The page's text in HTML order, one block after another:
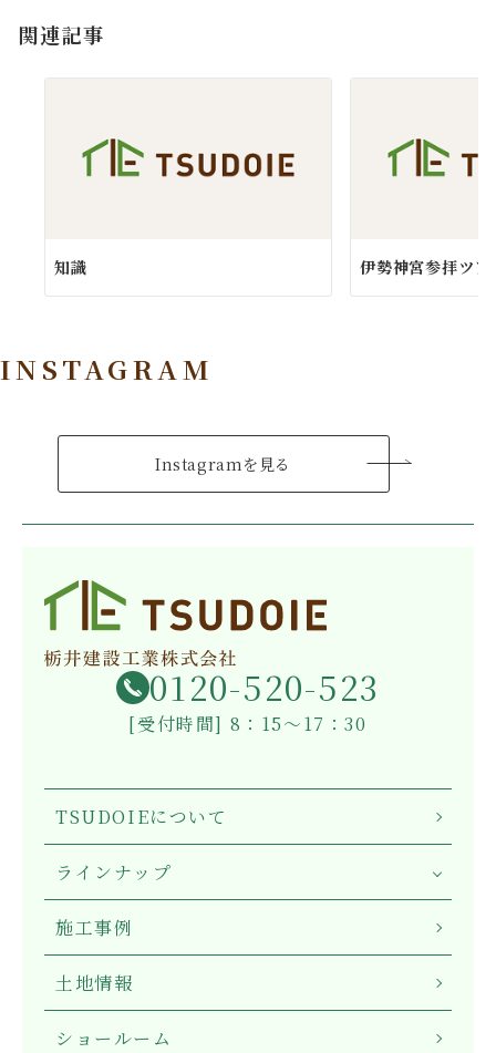
ン
関連記事
知識 伊勢神宮参拝ツア
INSTAGRAM
Instagramを見る
0120-520-523
[受付時間] 8：15～17：30
TSUDOIEについて
ラインナップ
施工事例
土地情報
ショールーム